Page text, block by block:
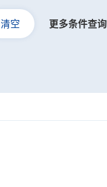
清空 更多条件查询